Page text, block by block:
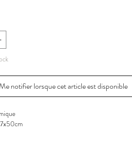
notifier lorsque cet article est disponible